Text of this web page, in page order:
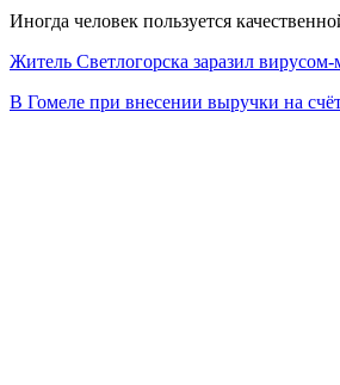
Иногда человек пользуется
Житель Светлогорска заразил
В Гомеле при внесении выручки на